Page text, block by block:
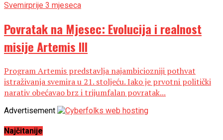
Svemirprije 3 mjeseca
Povratak na Mjesec: Evolucija i realnost
misije Artemis III
Program Artemis predstavlja najambiciozniji pothvat
istraživanja svemira u 21. stoljeću. Iako je prvotni politički
narativ obećavao brz i trijumfalan povratak...
Advertisement
Najčitanije